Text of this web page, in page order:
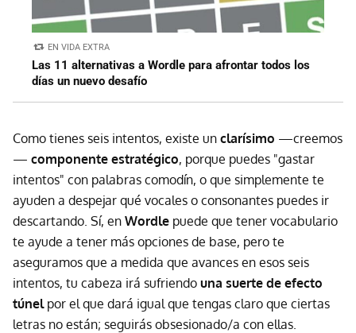
EN VIDA EXTRA
Las 11 alternativas a Wordle para afrontar todos los
días un nuevo desafío
Como tienes seis intentos, existe un clarísimo —creemos
— componente estratégico, porque puedes "gastar
intentos" con palabras comodín, o que simplemente te
ayuden a despejar qué vocales o consonantes puedes ir
descartando. Sí, en Wordle puede que tener vocabulario
te ayude a tener más opciones de base, pero te
aseguramos que a medida que avances en esos seis
intentos, tu cabeza irá sufriendo una suerte de efecto
túnel por el que dará igual que tengas claro que ciertas
letras no están; seguirás obsesionado/a con ellas.